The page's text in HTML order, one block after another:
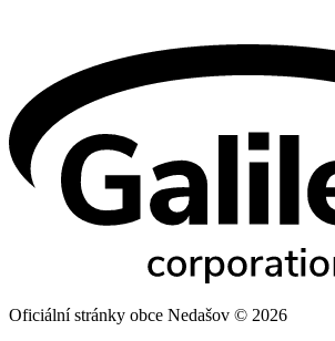
Oficiální stránky obce Nedašov © 2026